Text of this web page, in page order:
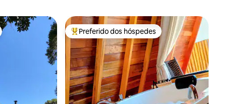
Entre os melhores preferidos dos hóspedes
Preferido dos hóspedes